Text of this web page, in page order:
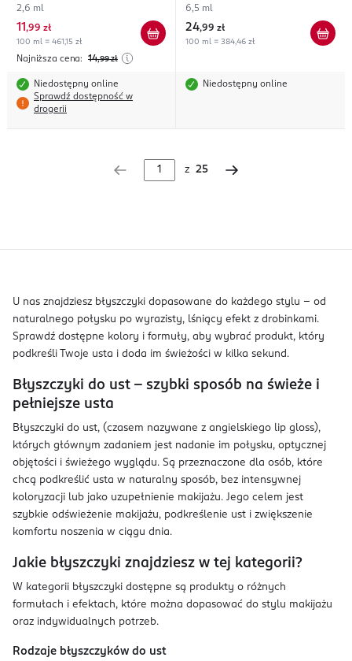
2,6 ml
11 ,99 zł
100 ml = 461,15 zł
Najniższa cena: 14,99 zł
Niedostępny online
Sprawdź dostępność w
drogerii
6,5 ml
24,99 zł
100 ml = 384,46 zł
Niedostępny online
z 25
U nas znajdziesz błyszczyki dopasowane do każdego stylu – od
naturalnego połysku po wyrazisty, lśniący efekt z drobinkami.
Sprawdź dostępne kolory i formuły, aby wybrać produkt, który
podkreśli Twoje usta i doda im świeżości w kilka sekund.
Błyszczyki do ust – szybki sposób na świeże i
pełniejsze usta
Błyszczyki do ust, (czasem nazywane z angielskiego lip gloss),
których głównym zadaniem jest nadanie im połysku, optycznej
objętości i świeżego wyglądu. Są przeznaczone dla osób, które
chcą podkreślić usta w naturalny sposób, bez intensywnej
koloryzacji lub jako uzupełnienie makijażu. Jego celem jest
szybkie odświeżenie makijażu, podkreślenie ust i zwiększenie
komfortu noszenia w ciągu dnia.
Jakie błyszczyki znajdziesz w tej kategorii?
W kategorii błyszczyki dostępne są produkty o różnych
formułach i efektach, które można dopasować do stylu makijażu
oraz indywidualnych potrzeb.
Rodzaje błyszczyków do ust